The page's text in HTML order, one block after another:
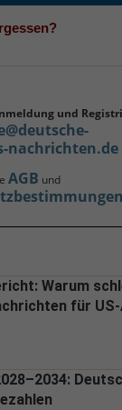
und
nachrichten.de
AGB und
Warum
für